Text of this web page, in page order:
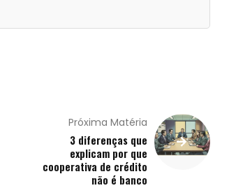
Próxima Matéria
3 diferenças que
explicam por que
cooperativa de crédito
não é banco